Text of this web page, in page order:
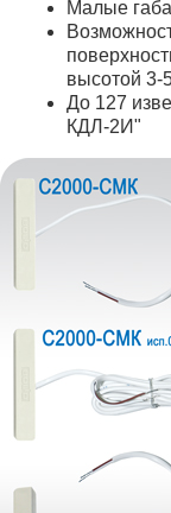
Малые
высотой 3-
До 127
КДЛ-2И"